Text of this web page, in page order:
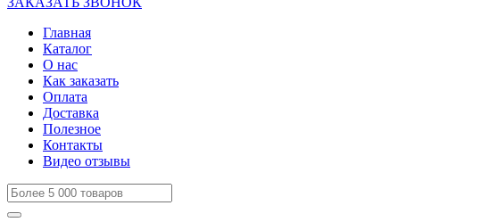
Главная
Каталог
О нас
Как заказать
Оплата
Доставка
Полезное
Контакты
Видео отзывы